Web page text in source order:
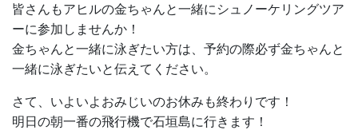
皆さんもアヒルの金ちゃんと一緒にシュノーケリングツア
ーに参加しませんか！
金ちゃんと一緒に泳ぎたい方は、予約の際必ず金ちゃんと
一緒に泳ぎたいと伝えてください。
さて、いよいよおみじいのお休みも終わりです！
明日の朝一番の飛行機で石垣島に行きます！